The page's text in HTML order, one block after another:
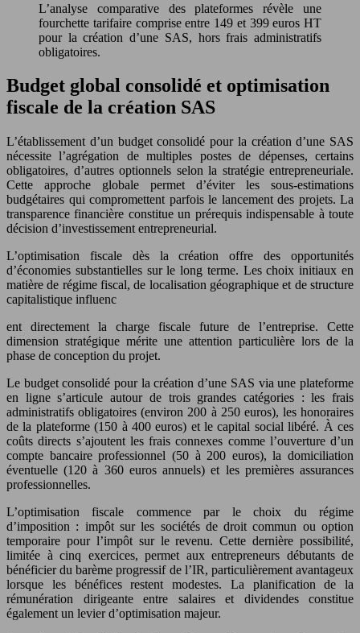
L’analyse comparative des plateformes révèle une
fourchette tarifaire comprise entre 149 et 399 euros HT
pour la création d’une SAS, hors frais administratifs
obligatoires.
Budget global consolidé et optimisation
fiscale de la création SAS
L’établissement d’un budget consolidé pour la création d’une SAS
nécessite l’agrégation de multiples postes de dépenses, certains
obligatoires, d’autres optionnels selon la stratégie entrepreneuriale.
Cette approche globale permet d’éviter les sous-estimations
budgétaires qui compromettent parfois le lancement des projets. La
transparence financière constitue un prérequis indispensable à toute
décision d’investissement entrepreneurial.
L’optimisation fiscale dès la création offre des opportunités
d’économies substantielles sur le long terme. Les choix initiaux en
matière de régime fiscal, de localisation géographique et de structure
capitalistique influenc
ent directement la charge fiscale future de l’entreprise. Cette
dimension stratégique mérite une attention particulière lors de la
phase de conception du projet.
Le budget consolidé pour la création d’une SAS via une plateforme
en ligne s’articule autour de trois grandes catégories : les frais
administratifs obligatoires (environ 200 à 250 euros), les honoraires
de la plateforme (150 à 400 euros) et le capital social libéré. À ces
coûts directs s’ajoutent les frais connexes comme l’ouverture d’un
compte bancaire professionnel (50 à 200 euros), la domiciliation
éventuelle (120 à 360 euros annuels) et les premières assurances
professionnelles.
L’optimisation fiscale commence par le choix du régime
d’imposition : impôt sur les sociétés de droit commun ou option
temporaire pour l’impôt sur le revenu. Cette dernière possibilité,
limitée à cinq exercices, permet aux entrepreneurs débutants de
bénéficier du barème progressif de l’IR, particulièrement avantageux
lorsque les bénéfices restent modestes. La planification de la
rémunération dirigeante entre salaires et dividendes constitue
également un levier d’optimisation majeur.